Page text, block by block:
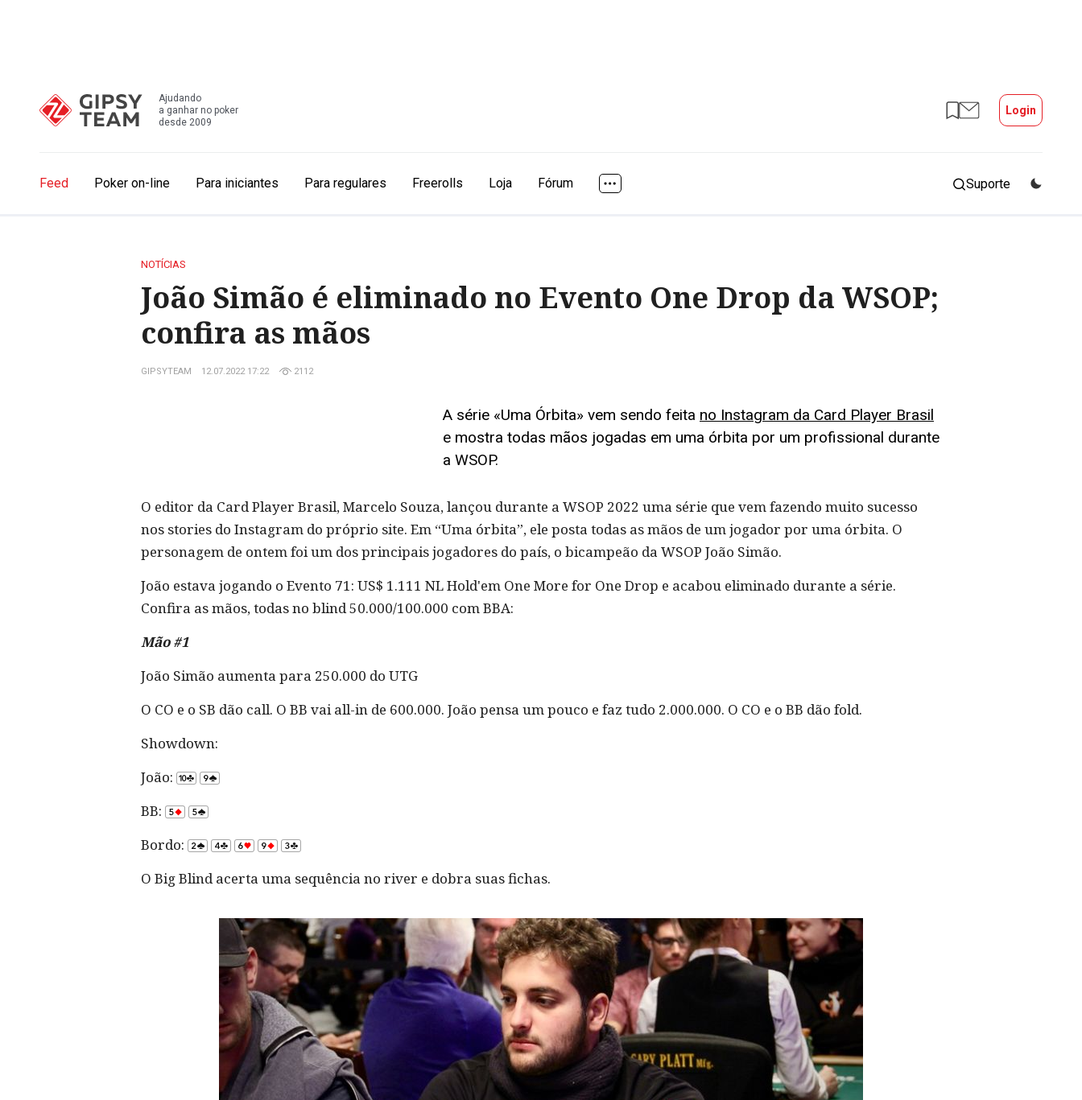
Ajudando
a ganhar no poker
desde 2009
Login
Feed Poker on-line Para iniciantes Para regulares Freerolls Loja Fórum Suporte
NOTÍCIAS
João Simão é eliminado no Evento One Drop da WSOP;
confira as mãos
GIPSYTEAM 12.07.2022 17:22 2112
A série «Uma Órbita» vem sendo feita no Instagram da Card Player Brasil
e mostra todas mãos jogadas em uma órbita por um profissional durante
a WSOP.
O editor da Card Player Brasil, Marcelo Souza, lançou durante a WSOP 2022 uma série que vem fazendo muito sucesso
nos stories do Instagram do próprio site. Em “Uma órbita”, ele posta todas as mãos de um jogador por uma órbita. O
personagem de ontem foi um dos principais jogadores do país, o bicampeão da WSOP João Simão.
João estava jogando o Evento 71: US$ 1.111 NL Hold'em One More for One Drop e acabou eliminado durante a série.
Confira as mãos, todas no blind 50.000/100.000 com BBA:
Mão #1
João Simão aumenta para 250.000 do UTG
O CO e o SB dão call. O BB vai all-in de 600.000. João pensa um pouco e faz tudo 2.000.000. O CO e o BB dão fold.
Showdown:
João:
BB:
Bordo:
O Big Blind acerta uma sequência no river e dobra suas fichas.